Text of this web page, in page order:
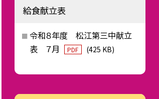
給食献立表
令和８年度 松江第三中献立
表 ７月
PDF (425 KB)